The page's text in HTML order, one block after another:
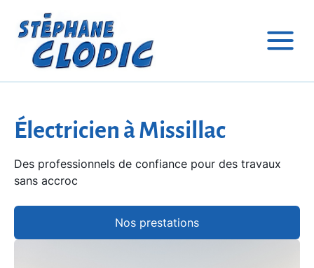
Électricien à Missillac
Des professionnels de confiance pour des travaux
sans accroc
Nos prestations